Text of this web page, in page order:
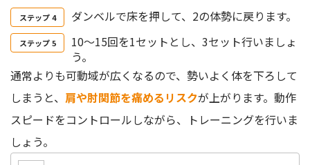
ダンベルで床を押して、2の体勢に戻ります。
10〜15回を1セットとし、3セット行いましょ
う。
通常よりも可動域が広くなるので、勢いよく体を下ろして
しまうと、 肩や肘関節を痛めるリスクが上がります。動作
スピードをコントロールしながら、トレーニングを行いま
しょう。